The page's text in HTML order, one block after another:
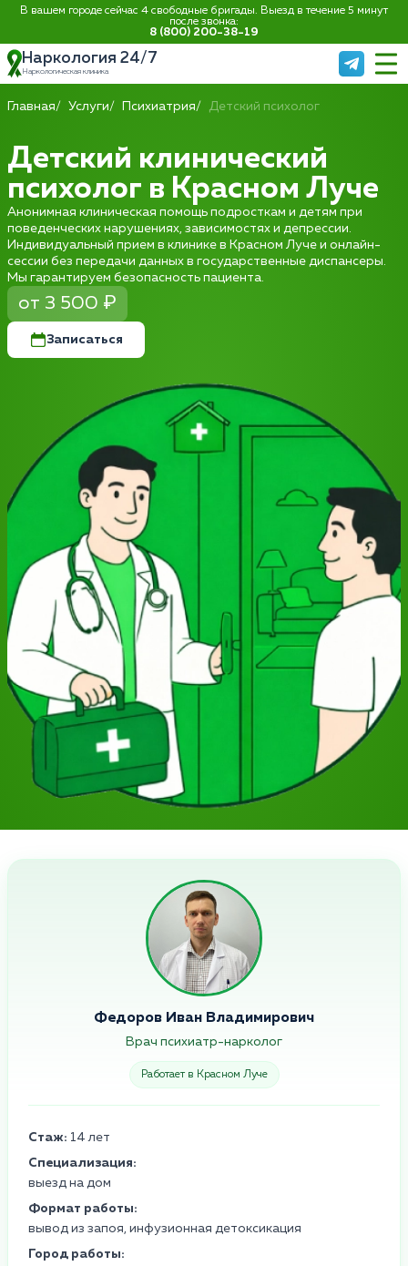
В вашем городе сейчас 4 свободные бригады. Выезд в течение 5 минут
после звонка:
8 (800) 200-38-19
Наркология 24/7
Наркологическая клиника
Главная Услуги Психиатрия Детский психолог
Детский клинический
психолог в Красном Луче
Анонимная клиническая помощь подросткам и детям при
поведенческих нарушениях, зависимостях и депрессии.
Индивидуальный прием в клинике в Красном Луче и онлайн-
сессии без передачи данных в государственные диспансеры.
Мы гарантируем безопасность пациента.
от 3 500 ₽
Записаться
Федоров Иван Владимирович
Врач психиатр-нарколог
Работает в Красном Луче
Стаж: 14 лет
Специализация:
выезд на дом
Формат работы:
вывод из запоя, инфузионная детоксикация
Город работы: